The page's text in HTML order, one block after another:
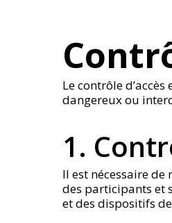
Le contrôle
dangereux ou
1.
Il est nécessaire
des participants et
et des dispositifs